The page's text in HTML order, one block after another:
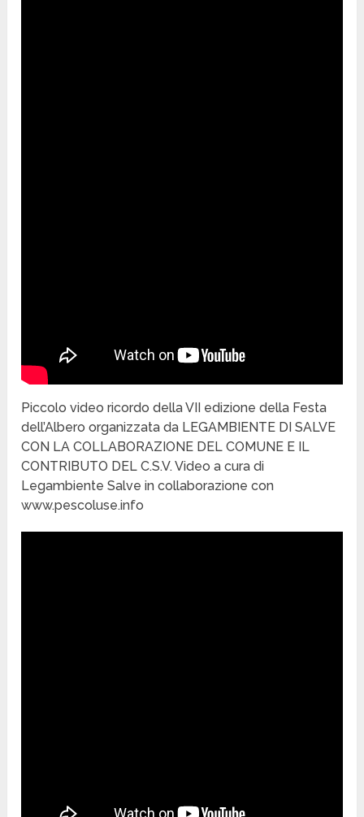
Piccolo video ricordo della VII edizione della Festa
dell’Albero organizzata da LEGAMBIENTE DI SALVE
CON LA COLLABORAZIONE DEL COMUNE E IL
CONTRIBUTO DEL C.S.V. Video a cura di
Legambiente Salve in collaborazione con
www.pescoluse.info